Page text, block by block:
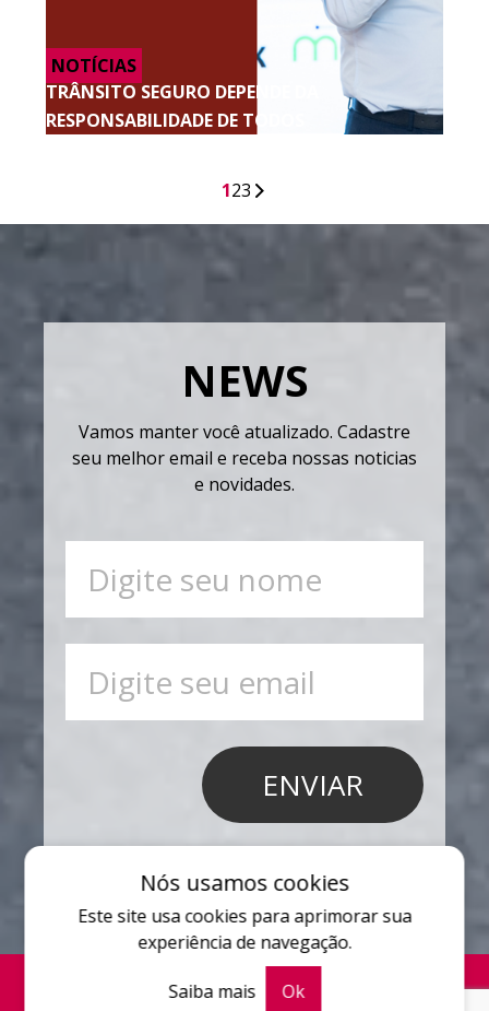
NOTÍCIAS
TRÂNSITO SEGURO DEPENDE DA
RESPONSABILIDADE DE TODOS
123
NEWS
Vamos manter você atualizado. Cadastre
seu melhor email e receba nossas noticias
e novidades.
Nós usamos cookies
Este site usa cookies para aprimorar sua
experiência de navegação.
Saiba mais Ok